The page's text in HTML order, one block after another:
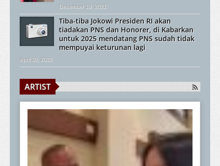
Desember 19, 2021
Tiba-tiba Jokowi Presiden RI akan
tiadakan PNS dan Honorer, di Kabarkan
untuk 2025 mendatang PNS sudah tidak
mempuyai keturunan lagi
April 30, 2022
ARTIST